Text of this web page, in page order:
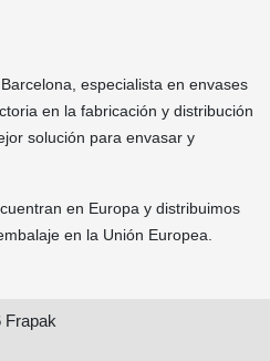
especialista en envases
en la fabricación y distribución
solución para envasar y
en Europa y distribuimos
en la Unión Europea.
Frapak